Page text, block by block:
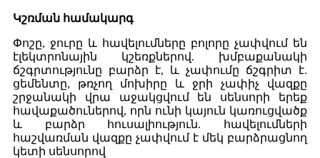
Կշռման համակարգ
Փոշը, ջուրը և հավելումները բոլորը չափվում են
էլեկտրոնային կշեռքներով. խմբաքանակի
ճշգրտությունը բարձր է, և չափումը ճշգրիտ է.
ցեմենտը, թռչող մոխիրը և ջրի չափիչ վազքը
շրջանակի վրա աջակցվում են սենսորի երեք
հավաքածուներով, որն ունի կայուն կառուցվածք
և բարձր հուսալիություն. հավելումների
հաշվառման վազքը չափվում է մեկ բարձրացնող
կետի սենսորով